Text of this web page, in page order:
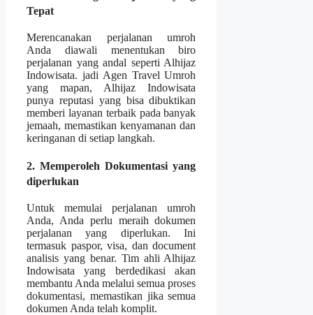
Tepat
Merencanakan perjalanan umroh
Anda diawali menentukan biro
perjalanan yang andal seperti Alhijaz
Indowisata. jadi Agen Travel Umroh
yang mapan, Alhijaz Indowisata
punya reputasi yang bisa dibuktikan
memberi layanan terbaik pada banyak
jemaah, memastikan kenyamanan dan
keringanan di setiap langkah.
2. Memperoleh Dokumentasi yang
diperlukan
Untuk memulai perjalanan umroh
Anda, Anda perlu meraih dokumen
perjalanan yang diperlukan. Ini
termasuk paspor, visa, dan document
analisis yang benar. Tim ahli Alhijaz
Indowisata yang berdedikasi akan
membantu Anda melalui semua proses
dokumentasi, memastikan jika semua
dokumen Anda telah komplit.